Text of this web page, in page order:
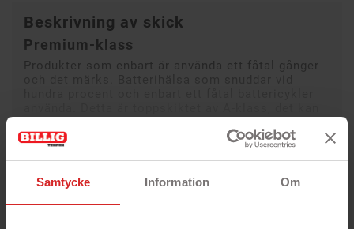
Samtycke Information Om
Beskrivning av skick
Premium-klass
Produkter som enbart är använda ett fåtal gånger